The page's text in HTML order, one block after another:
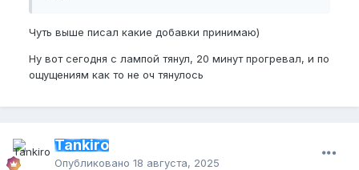
Чуть выше писал какие добавки принимаю)
Ну вот сегодня с лампой тянул, 20 минут прогревал, и по
ощущениям как то не оч тянулось
Tankiro
Опубликовано 18 августа, 2025